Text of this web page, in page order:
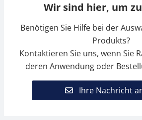
Wir sind hier, um
Benötigen Sie Hilfe bei der
Produkts?
Kontaktieren Sie uns, wenn Sie
deren Anwendung oder
Ihre Nachricht